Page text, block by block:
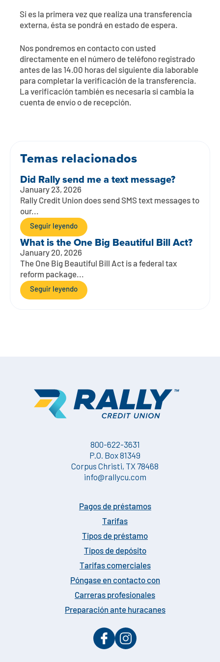
Calculadoras
Expertos a domicilio
Gestionar la cuenta de préstamo vivienda
Preguntas frecuentes
Expertos en banca de empresas
Miembro EDU
Noticias de los miembros
Medios de comunicación
Formularios
Calculadoras
Early Pay Day
Zelle
Smart Card
Banco por teléfono
Carreras profesionales
Acerca de
Afiliación
Tarifas
Préstamos
Empresas
Si es la primera vez que realiza una transferencia
externa, ésta se pondrá en estado de espera.
Nos pondremos en contacto con usted
directamente en el número de teléfono registrado
antes de las 14.00 horas del siguiente día laborable
para completar la verificación de la transferencia.
La verificación también es necesaria si cambia la
cuenta de envío o de recepción.
Temas relacionados
Did Rally send me a text message?
January 23, 2026
Rally Credit Union does send SMS text messages to
our...
Seguir leyendo
What is the One Big Beautiful Bill Act?
January 20, 2026
The One Big Beautiful Bill Act is a federal tax
reform package...
Seguir leyendo
800-622-3631
P.O. Box 81349
Corpus Christi, TX 78468
info@rallycu.com
Pagos de préstamos
Tarifas
Tipos de préstamo
Tipos de depósito
Tarifas comerciales
Póngase en contacto con
Carreras profesionales
Preparación ante huracanes